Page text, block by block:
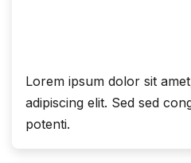
Lorem ipsum dolor sit
adipiscing elit. Sed sed
potenti.